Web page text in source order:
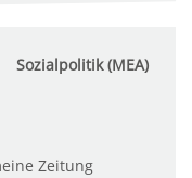
Sozialpolitik (MEA)
Zeitung